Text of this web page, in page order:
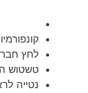
לחץ
טשטוש
נטייה